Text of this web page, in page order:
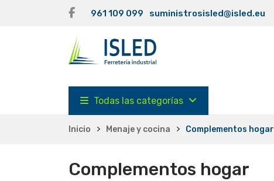
961 109 099 suministrosisled@isled.eu
Todas las categorías
Inicio Menaje y cocina Complementos hogar
Complementos hogar